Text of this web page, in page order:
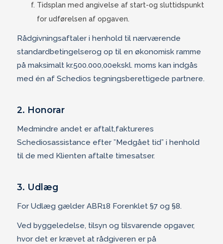
Tidsplan med angivelse af start-og sluttidspunkt
for udførelsen af opgaven.
Rådgivningsaftaler i henhold til nærværende
standardbetingelserog op til en økonomisk ramme
på maksimalt kr.500.000,00ekskl. moms kan indgås
med én af Schedios tegningsberettigede partnere.
2. Honorar
Medmindre andet er aftalt,faktureres
Schediosassistance efter ”Medgået tid” i henhold
til de med Klienten aftalte timesatser.
3. Udlæg
For Udlæg gælder ABR18 Forenklet §7 og §8.
Ved byggeledelse, tilsyn og tilsvarende opgaver,
hvor det er krævet at rådgiveren er på